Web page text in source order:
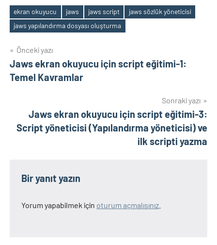
Etiketler
ekran okuyucu jaws jaws script
jaws sözlük yöneticisi
jaws yapılandırma dosyası oluşturma
Yazı
gezinmesi
Önceki yazı
Jaws ekran okuyucu için script eğitimi-1:
Temel Kavramlar
Sonraki yazı
Jaws ekran okuyucu için script eğitimi-3:
Script yöneticisi (Yapılandırma yöneticisi) ve
ilk scripti yazma
Bir yanıt yazın
Yorum yapabilmek için oturum açmalısınız